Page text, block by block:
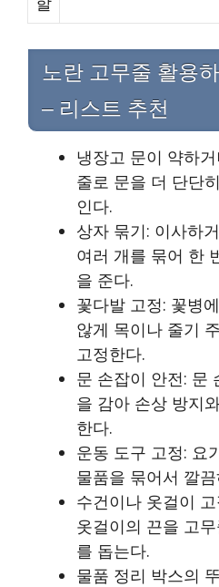
노란 고무줄 활용
– 리스트 추천
냉장고 문이 약하
줄로 문을 더 단단
인다.
상자 묶기: 이사하
여러 개를 묶어 한
을 준다.
꽃다발 고정: 꽃병
않게 목이나 줄기
고정한다.
문 손잡이 안전: 문
을 감아 손상 방지
한다.
운동 도구 고정: 요
물품을 묶어서 깔
수건이나 옷걸이
옷걸이의 끈을 고
를 돕는다.
물품 정리 박스의